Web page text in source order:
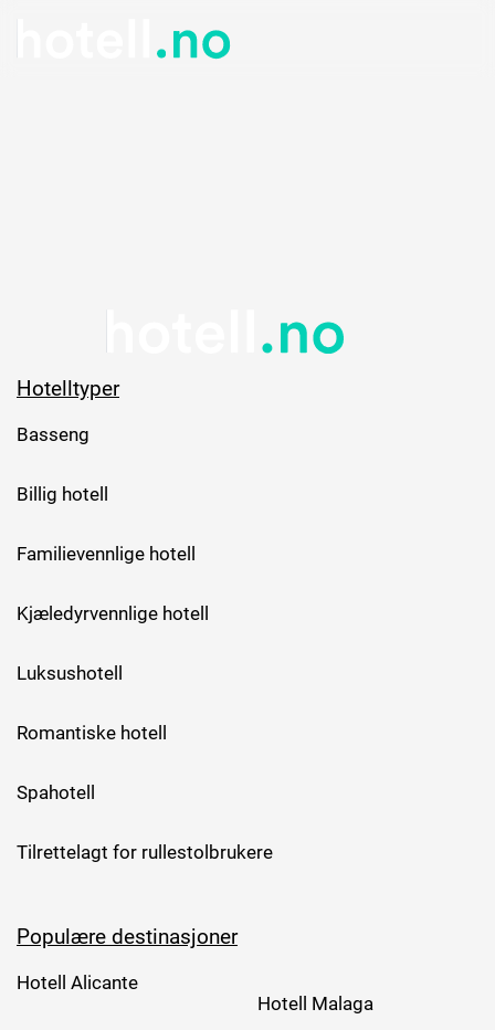
Hotelltyper
Basseng
Billig hotell
Familievennlige hotell
Kjæledyrvennlige hotell
Luksushotell
Romantiske hotell
Spahotell
Tilrettelagt for rullestolbrukere
Populære destinasjoner
Hotell Alicante
Hotell Malaga